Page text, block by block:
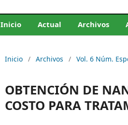
Inicio Actual Archivos
Inicio / Archivos / Vol. 6 Núm.
OBTENCIÓN DE
COSTO PARA